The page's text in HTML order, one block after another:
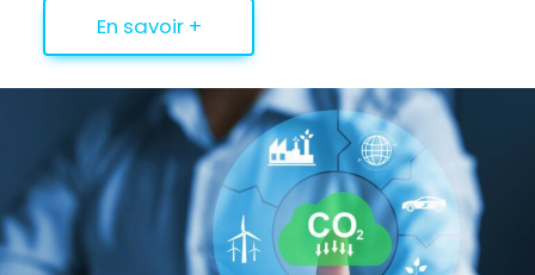
En savoir +